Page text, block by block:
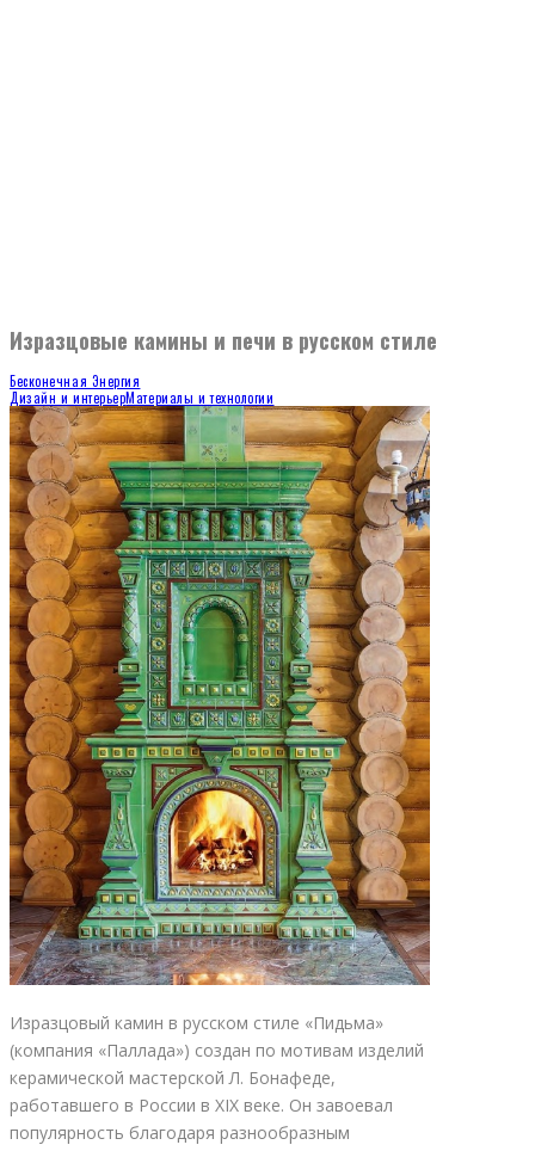
Изразцовые камины и печи в русском стиле
Бесконечная Энергия
Дизайн и интерьерМатериалы и технологии
Изразцовый камин в русском стиле «Пидьма»
(компания «Паллада») создан по мотивам изделий
керамической мастерской Л. Бонафеде,
работавшего в России в XIX веке. Он завоевал
популярность благодаря разнообразным